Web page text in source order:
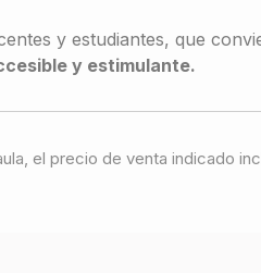
y estudiantes, que
y estimulante.
el precio de venta indicado